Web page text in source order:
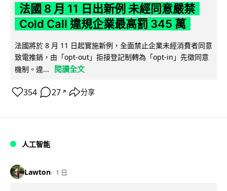
法國 8 月 11 日出新例 未經同意嚴禁
Cold Call 違規企業最高罰 345 萬
法國將於 8 月 11 日起實施新例，全面禁止企業未經消費者同意
致電推銷，由「opt-out」拒接登記制轉為「opt-in」先徵同意
機制。違...
閱讀全文
354 27 ↗ 分享
人工智能
Lawton 1 日